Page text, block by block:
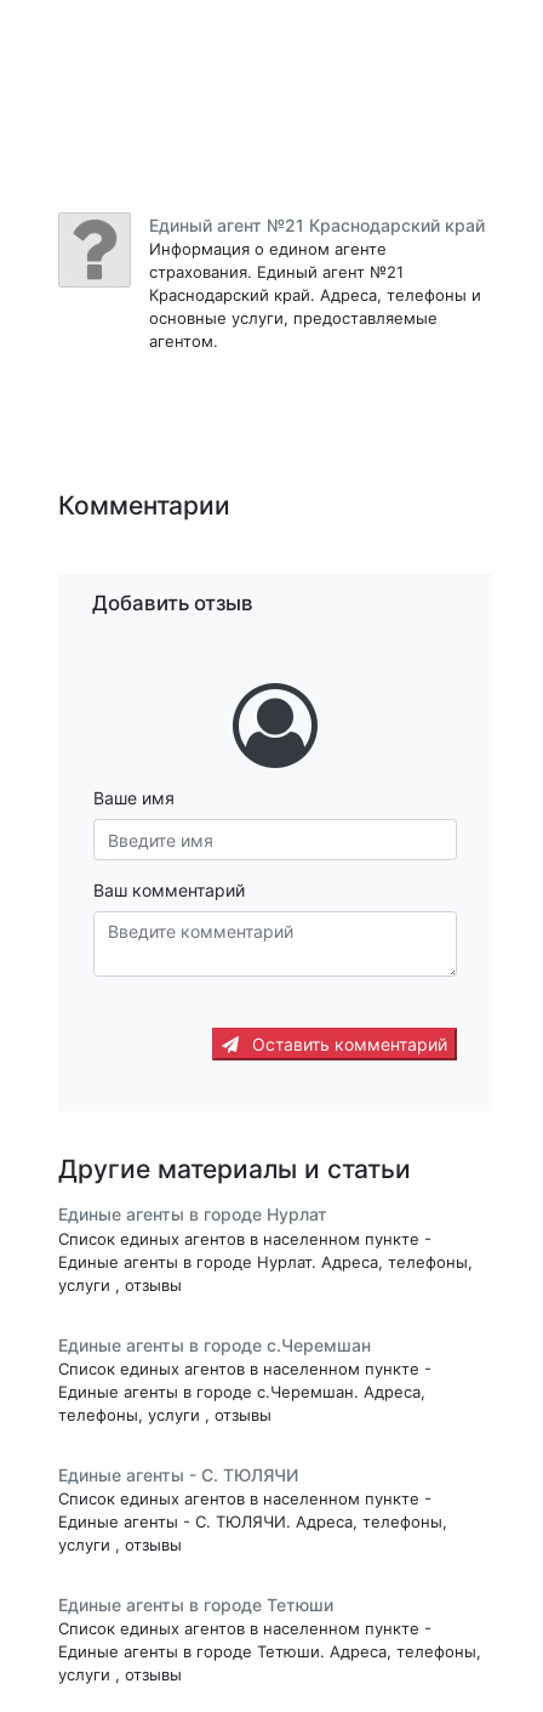
Единый агент №21 Краснодарский край
Информация о едином агенте
страхования. Единый агент №21
Краснодарский край. Адреса, телефоны и
основные услуги, предоставляемые
агентом.
Комментарии
Добавить отзыв
Ваше имя
Ваш комментарий
Оставить комментарий
Другие материалы и статьи
Единые агенты в городе Нурлат
Список единых агентов в населенном пункте -
Единые агенты в городе Нурлат. Адреса, телефоны,
услуги , отзывы
Единые агенты в городе с.Черемшан
Список единых агентов в населенном пункте -
Единые агенты в городе с.Черемшан. Адреса,
телефоны, услуги , отзывы
Единые агенты - С. ТЮЛЯЧИ
Список единых агентов в населенном пункте -
Единые агенты - С. ТЮЛЯЧИ. Адреса, телефоны,
услуги , отзывы
Единые агенты в городе Тетюши
Список единых агентов в населенном пункте -
Единые агенты в городе Тетюши. Адреса, телефоны,
услуги , отзывы